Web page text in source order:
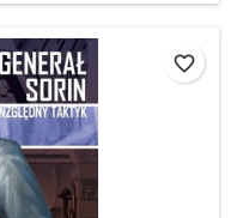
favorite_border